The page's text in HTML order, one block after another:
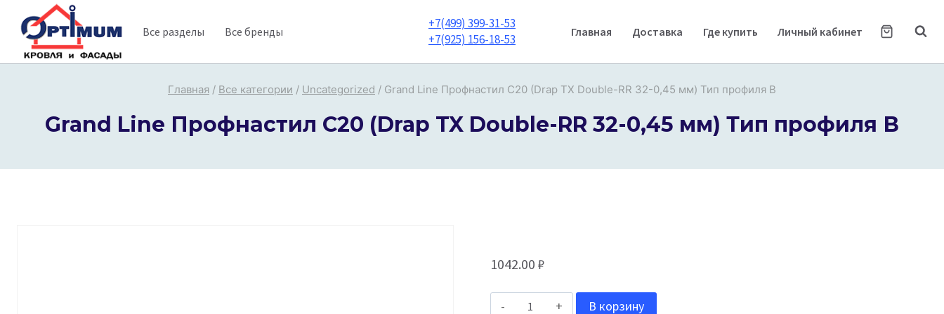
содержимому
Все разделы Все бренды
+7(499) 399-31-53
+7(925) 156-18-53
Главная Доставка Где купить Личный кабинет
Главная / Все категории / Uncategorized / Grand Line Профнастил С20 (Drap TX Double-RR 32-0,45 мм) Тип профиля В
Grand Line Профнастил С20 (Drap TX Double-RR 32-0,45 мм) Тип профиля В
1042.00 ₽
Количество
В корзину